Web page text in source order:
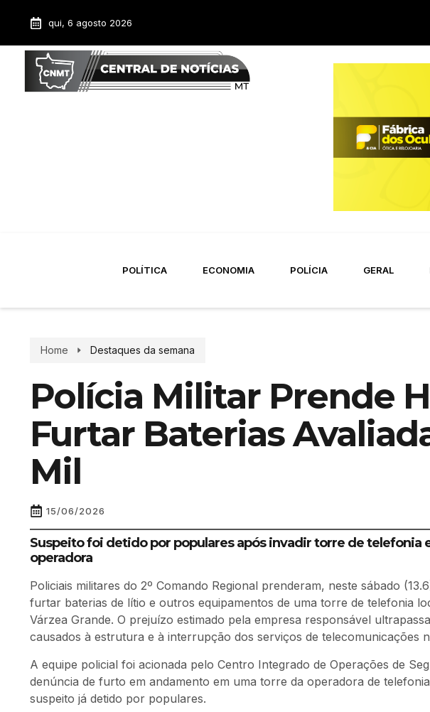
qui, 6 agosto 2026
POLÍTICA ECONOMIA POLÍCIA GERAL
Home Destaques da semana
Polícia Militar Prende
Furtar Baterias
Mil
15/06/2026
Suspeito foi detido por populares após invadir torre de
operadora
Policiais militares do 2º Comando Regional prenderam, neste sábado
furtar baterias de lítio e outros equipamentos de uma torre de telefonia
Várzea Grande. O prejuízo estimado pela empresa responsável
causados à estrutura e à interrupção dos serviços de telecomunicações
A equipe policial foi acionada pelo Centro Integrado de Operações de
denúncia de furto em andamento em uma torre da operadora de
suspeito já detido por populares.